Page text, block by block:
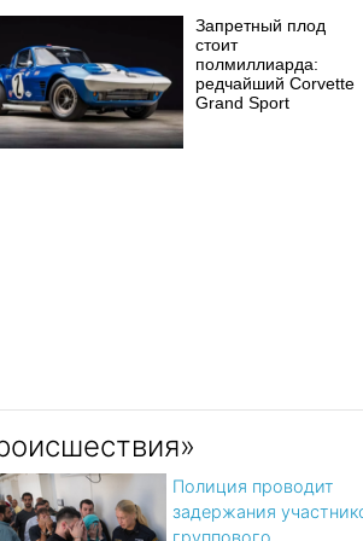
Запретный плод
стоит
полмиллиарда:
редчайший Corvette
Grand Sport
Полиция проводит
задержания
группового